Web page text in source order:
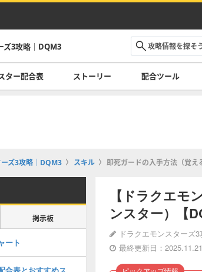
ズ3攻略｜DQM3
ター配合表 ストーリー 配合ツール
ズ3攻略｜DQM3 スキル 即死ガードの入手方法（覚え
【ドラクエモ
ンスター）【
ドラクエモンスターズ
最終更新日：
掲示板
ート